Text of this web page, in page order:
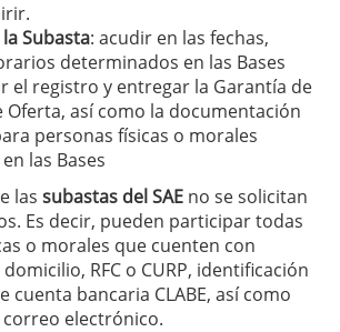
Subasta: acudir en las fechas,
determinados en las Bases
el registro y entregar la Garantía de
Oferta, así como la documentación
personas físicas o morales
las Bases
las subastas del SAE no se solicitan
Es decir, pueden participar todas
o morales que cuenten con
RFC o CURP, identificación
cuenta bancaria CLABE, así como
electrónico.